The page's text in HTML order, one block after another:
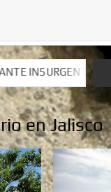
DE TAVIRA
DE TAVIRA
en Jalisco